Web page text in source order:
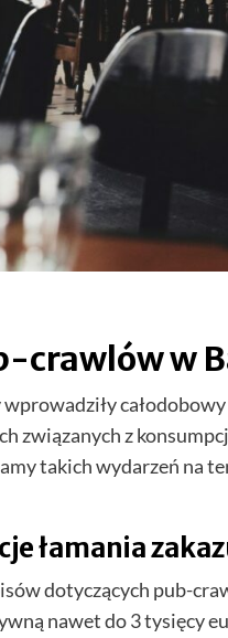
crawlów w
wprowadziły
związanych z
takich wydarzeń na
łamania
dotyczących pub-
nawet do 3 tysięcy